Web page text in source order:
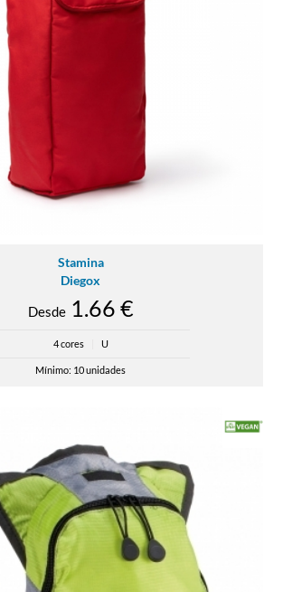
Stamina
Diegox
Desde1.66 €
4 cores U
Mínimo: 10 unidades